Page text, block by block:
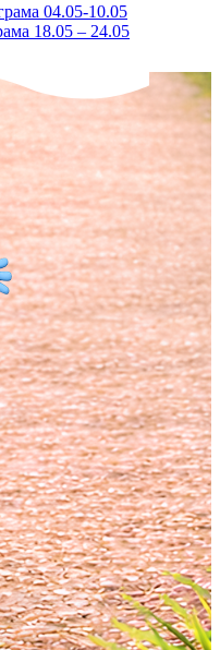
04.05-10.05
18.05 – 24.05